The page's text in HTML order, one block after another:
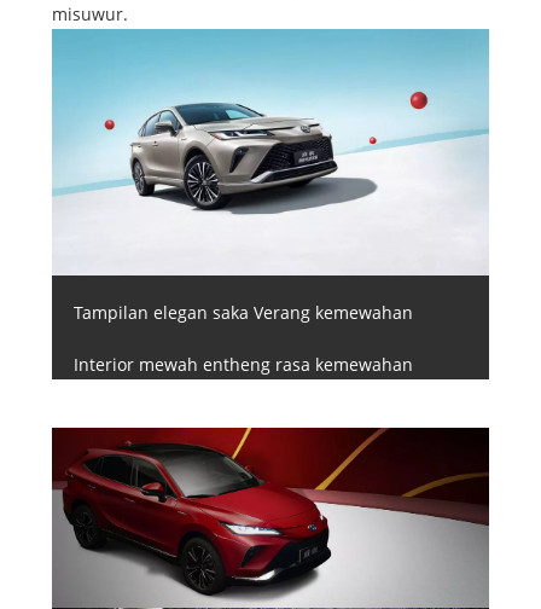
misuwur.
Tampilan elegan saka Verang kemewahan
Interior mewah entheng rasa kemewahan